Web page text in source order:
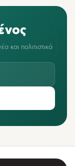
και πολιτιστικά